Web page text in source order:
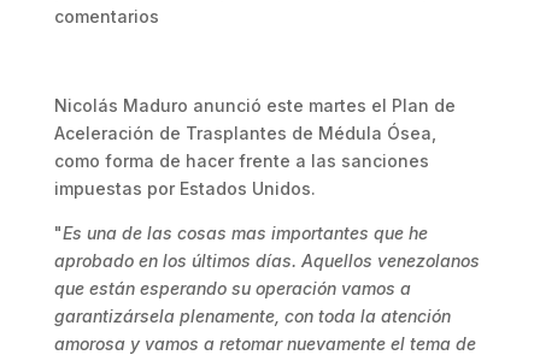
comentarios
Nicolás Maduro anunció este martes el Plan de
Aceleración de Trasplantes de Médula Ósea,
como forma de hacer frente a las sanciones
impuestas por Estados Unidos.
"Es una de las cosas mas importantes que he
aprobado en los últimos días. Aquellos venezolanos
que están esperando su operación vamos a
garantizársela plenamente, con toda la atención
amorosa y vamos a retomar nuevamente el tema de